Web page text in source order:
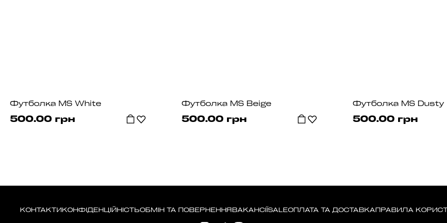
Футболка MS White
500.00 грн
Футболка MS Beige
500.00 грн
Футболка MS Dusty
500.00 грн
КОНТАКТИ КОНФІДЕНЦІЙНІСТЬОБМІН ТА ПОВЕРНЕННЯ ВАКАНСІЇ SALEОПЛАТА ТА ДОСТАВКА ПРАВИЛА